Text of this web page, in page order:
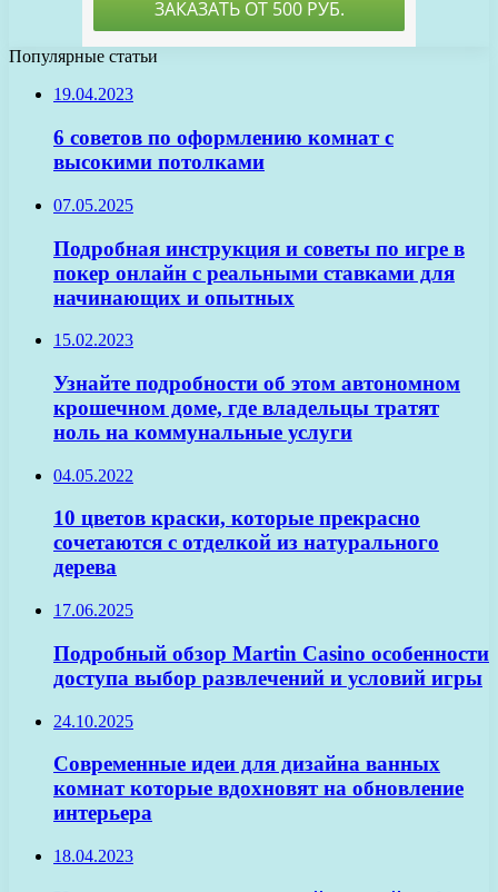
Популярные статьи
19.04.2023
6 советов по оформлению комнат с
высокими потолками
07.05.2025
Подробная инструкция и советы по игре в
покер онлайн с реальными ставками для
начинающих и опытных
15.02.2023
Узнайте подробности об этом автономном
крошечном доме, где владельцы тратят
ноль на коммунальные услуги
04.05.2022
10 цветов краски, которые прекрасно
сочетаются с отделкой из натурального
дерева
17.06.2025
Подробный обзор Martin Casino особенности
доступа выбор развлечений и условий игры
24.10.2025
Современные идеи для дизайна ванных
комнат которые вдохновят на обновление
интерьера
18.04.2023